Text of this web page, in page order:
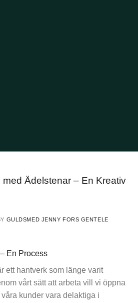
Ädelstenar – En Kreativ
GULDSMED JENNY FORS GENTELE
En Process
ett hantverk som länge varit
vårt sätt att arbeta vill vi öppna
kunder vara delaktiga i